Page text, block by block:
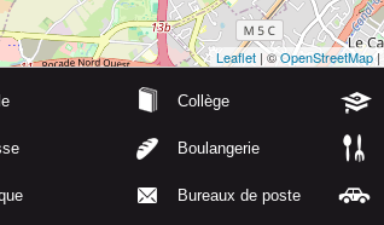
Leaflet | ©OpenStreetMap |
Collège
Boulangerie
Bureaux de poste